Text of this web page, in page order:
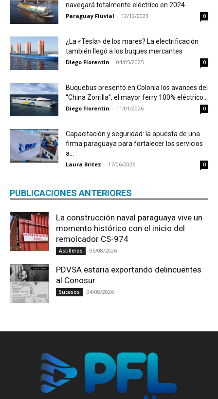
navegará totalmente eléctrico en 2024
Paraguay Fluvial - 12/12/2023 0
¿La «Tesla» de los mares? La electrificación
también llegó a los buques mercantes
Diego Florentin - 04/05/2025 0
Buquebus presentó en Colonia los avances del
“China Zorrilla”, el mayor ferry 100% eléctrico...
Diego Florentin - 11/01/2026 0
Capacitación y seguridad: la apuesta de una
firma paraguaya para fortalecer los servicios
a...
Laura Britez - 17/06/2026 0
PUBLICACIONES ANTERIORES
La construcción naval paraguaya vive un
momento histórico con el inicio del
remolcador CS-974
Astilleros 05/08/2026
PDVSA estaria exportando delincuentes
al Conosur
Sucesos 04/08/2026